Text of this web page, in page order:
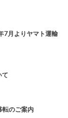
7月よりヤマト運輸
て
転のご案内